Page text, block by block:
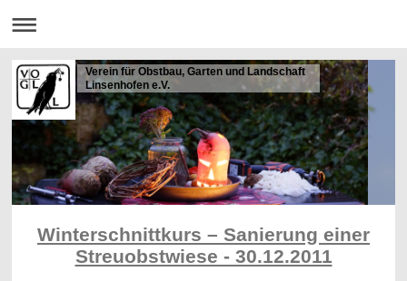
Verein für Obstbau, Garten und Landschaft
Linsenhofen e.V.
Winterschnittkurs – Sanierung einer
Streuobstwiese - 30.12.2011